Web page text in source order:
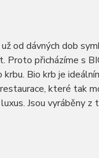
od dávných dob
přicházíme s
Bio krb je
které tak
Jsou vyráběny